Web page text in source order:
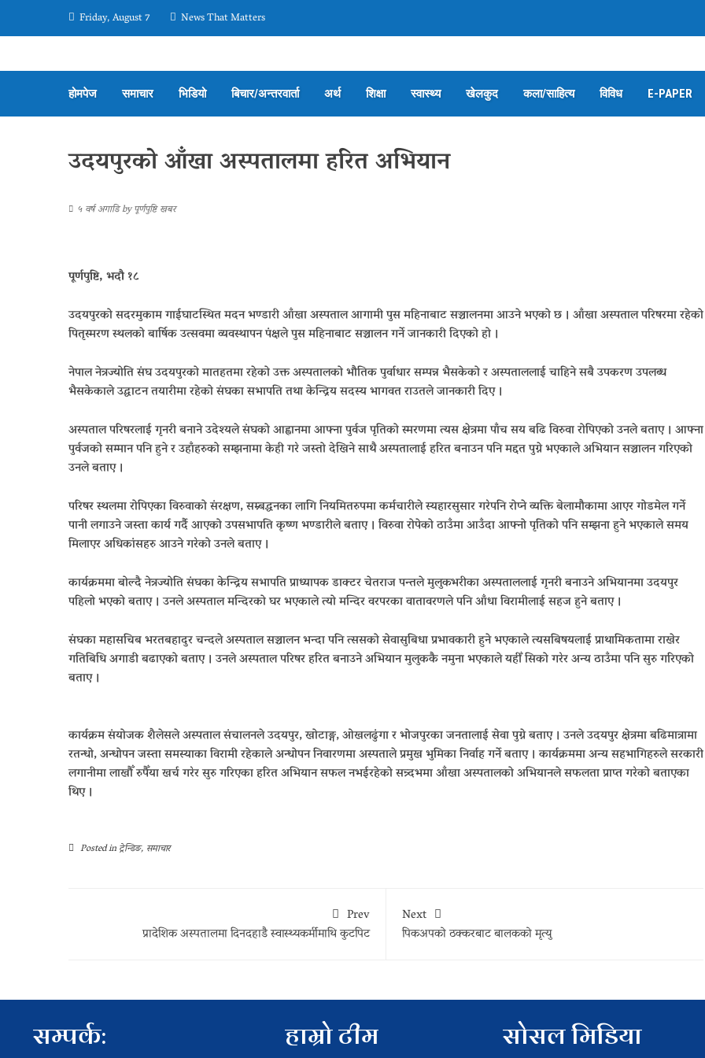
Friday, August 7 News That Matters
होमपेज समाचार भिडियो बिचार/अन्तरवार्ता अर्थ शिक्षा स्वास्थ्य खेलकुद कला/साहित्य विविध E-PAPER
उदयपुरको आँखा अस्पतालमा हरित अभियान
५ वर्ष अगाडिbyपूर्णपुष्टि खबर
पूर्णपुष्टि, भदौ १८
उदयपुरको सदरमुकाम गाईघाटस्थित मदन भण्डारी आँखा अस्पताल आगामी पुस महिनाबाट सञ्चालनमा आउने भएको छ । आँखा अस्पताल परिषरमा रहेको
पितृस्मरण स्थलको बार्षिक उत्सवमा व्यवस्थापन पंक्षले पुस महिनाबाट सञ्चालन गर्ने जानकारी दिएको हो ।
नेपाल नेत्रज्योति संघ उदयपुरको मातहतमा रहेको उक्त अस्पतालको भौतिक पुर्वाधार सम्पन्न भैसकेको र अस्पताललाई चाहिने सबै उपकरण उपलब्ध
भैसकेकाले उद्घाटन तयारीमा रहेको संघका सभापति तथा केन्द्रिय सदस्य भागवत राउतले जानकारी दिए ।
अस्पताल परिषरलाई गृनरी बनाने उदेश्यले संघको आह्वानमा आफ्ना पुर्वज पृतिको स्मरणमा त्यस क्षेत्रमा पाँच सय बढि विरुवा रोपिएको उनले बताए । आफ्ना
पुर्वजको सम्मान पनि हुने र उहाँहरुको सम्झनामा केही गरे जस्तो देखिने साथै अस्पतालाई हरित बनाउन पनि मद्दत पुग्ने भएकाले अभियान सञ्चालन गरिएको
उनले बताए ।
परिषर स्थलमा रोपिएका विरुवाको संरक्षण, सम्र्बद्धनका लागि नियमितरुपमा कर्मचारीले स्यहारसुसार गरेपनि रोप्ने व्यक्ति बेलामौकामा आएर गोडमेल गर्ने
पानी लगाउने जस्ता कार्य गर्दै आएको उपसभापति कृष्ण भण्डारीले बताए । विरुवा रोपेको ठाउँमा आउँदा आफ्नो पृतिको पनि सम्झना हुने भएकाले समय
मिलाएर अधिकांसहरु आउने गरेको उनले बताए ।
कार्यक्रममा बोल्दै नेत्रज्योति संघका केन्द्रिय सभापति प्राध्यापक डाक्टर चेतराज पन्तले मुलुकभरीका अस्पताललाई गृनरी बनाउने अभियानमा उदयपुर
पहिलो भएको बताए । उनले अस्पताल मन्दिरको घर भएकाले त्यो मन्दिर वरपरका वातावरणले पनि आँधा विरामीलाई सहज हुने बताए ।
संघका महासचिब भरतबहादुर चन्दले अस्पताल सञ्चालन भन्दा पनि त्ससको सेवासुबिधा प्रभावकारी हुने भएकाले त्यसबिषयलाई प्राथामिकतामा राखेर
गतिबिधि अगाडी बढाएको बताए । उनले अस्पताल परिषर हरित बनाउने अभियान मुलुककै नमुना भएकाले यहीँ सिको गरेर अन्य ठाउँमा पनि सुरु गरिएको
बताए ।
कार्यक्रम संयोजक शैलेसले अस्पताल संचालनले उदयपुर, खोटाङ्ग, ओखलढुंगा र भोजपुरका जनतालाई सेवा पुग्ने बताए । उनले उदयपुर क्षेत्रमा बढिमात्रामा
रतन्धो, अन्धोपन जस्ता समस्याका विरामी रहेकाले अन्धोपन निवारणमा अस्पताले प्रमुख भुमिका निर्वाह गर्ने बताए । कार्यक्रममा अन्य सहभागिहरुले सरकारी
लगानीमा लाखौँ रुपैँया खर्च गरेर सुरु गरिएका हरित अभियान सफल नभईरहेको सन्र्दभमा आँखा अस्पतालको अभियानले सफलता प्राप्त गरेको बताएका
थिए ।
Posted inट्रेन्डिङ, समाचार
Prev
प्रादेशिक अस्पतालमा दिनदहाडै स्वास्थ्यकर्मीमाथि कुटपिट
Next
पिकअपको ठक्करबाट बालकको मृत्यु
सम्पर्क: हाम्रो टीम सोसल मिडिया